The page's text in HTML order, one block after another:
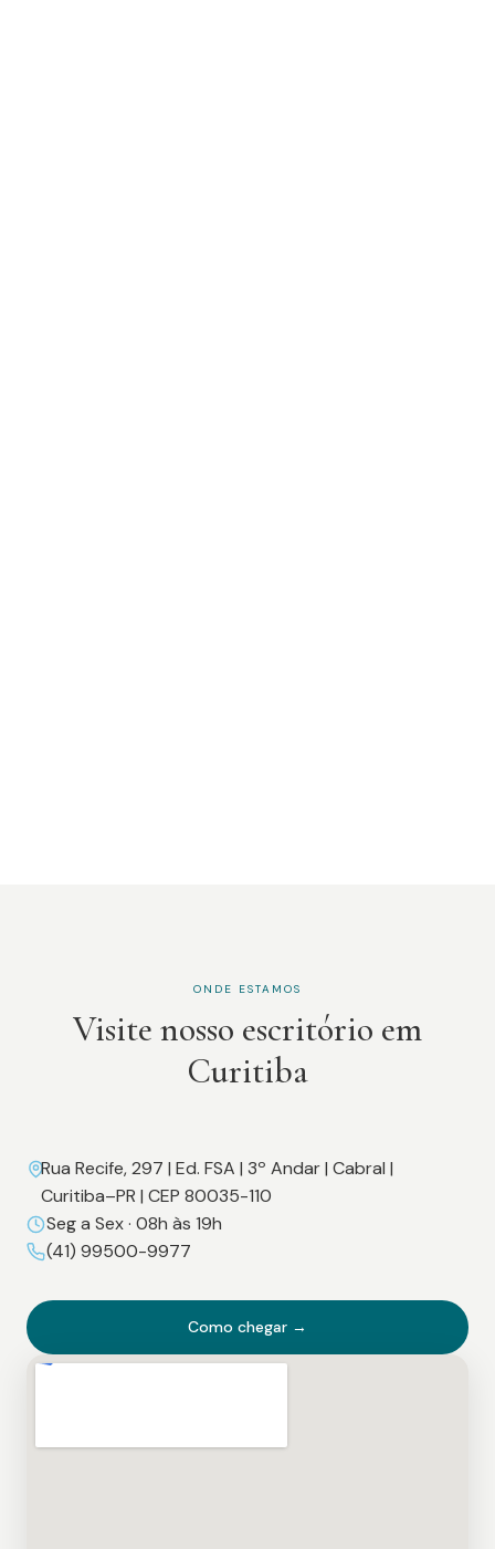
ONDE ESTAMOS
Visite nosso escritório em
Curitiba
Rua Recife, 297 | Ed. FSA | 3º Andar | Cabral |
Curitiba–PR | CEP 80035-110
Seg a Sex · 08h às 19h
(41) 99500-9977
Como chegar →